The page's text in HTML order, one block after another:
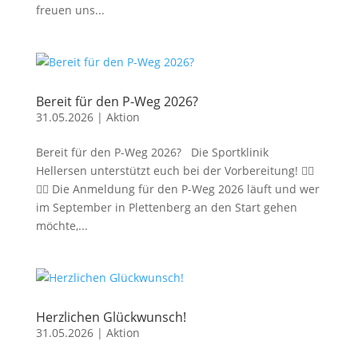
freuen uns...
Bereit für den P-Weg 2026?
31.05.2026| Aktion
Bereit für den P-Weg 2026? Die Sportklinik
Hellersen unterstützt euch bei der Vorbereitung! 🏃‍♀️
🚵‍♂️ Die Anmeldung für den P-Weg 2026 läuft und wer
im September in Plettenberg an den Start gehen
möchte,...
Herzlichen Glückwunsch!
31.05.2026| Aktion